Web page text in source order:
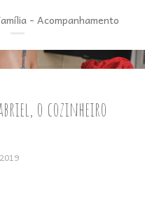
- Acompanhamento
o cozinheiro